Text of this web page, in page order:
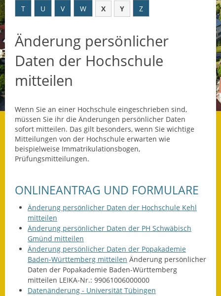
Datenschutz
Datenschutz im
Steueramt
Was die Alten noch
wussten!
Mitteilungsblatt
Nachhaltigkeitsbericht
T
U V W X Y Z
Änderung persönlicher
Daten der Hochschule
mitteilen
Wenn Sie an einer Hochschule eingeschrieben sind,
müssen Sie ihr die Änderungen persönlicher Daten
sofort mitteilen. Das gilt besonders, wenn Sie wichtige
Mitteilungen von der Hochschule erwarten wie
beispielweise Immatrikulationsbogen,
Prüfungsmitteilungen.
ONLINEANTRAG UND FORMULARE
Änderung persönlicher Daten der Hochschule Kehl
mitteilen
Änderung persönlicher Daten der PH Schwäbisch
Gmünd mitteilen
Änderung persönlicher Daten der Popakademie
Baden-Württemberg mitteilen Änderung persönlicher
Daten der Popakademie Baden-Württemberg
mitteilen LEIKA-Nr.: 99061006000000
Datenänderung - Universität Tübingen